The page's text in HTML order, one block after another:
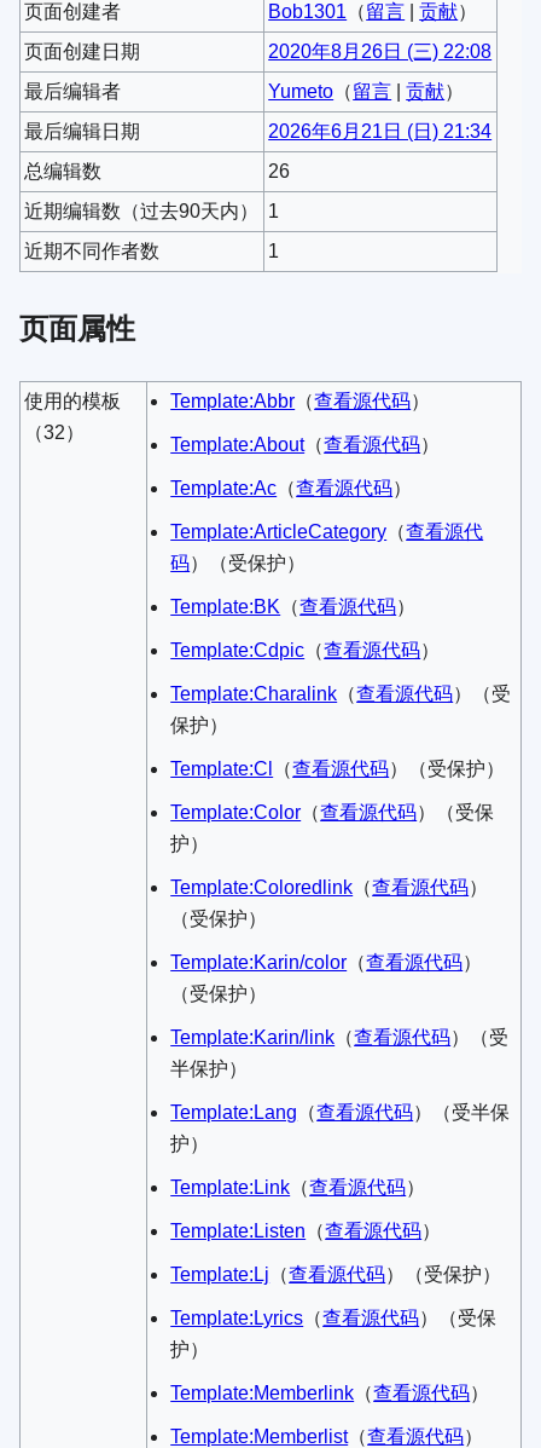
页面创建者 Bob1301 （留言 |贡献）
页面创建日期
2020年8月26日 (三) 22:08
最后编辑者
Yumeto （留言 |贡献）
最后编辑日期
2026年6月21日 (日) 21:34
总编辑数
26
近期编辑数（过去90天内）
1
近期不同作者数
1
页面属性
使用的模板
（32）
Template:Abbr ​（查看源代码）​
Template:About​（查看源代码）​
Template:Ac ​（查看源代码）​
Template:ArticleCategory ​（查看源代
码）​（受保护）
Template:BK ​（查看源代码）​
Template:Cdpic ​（查看源代码）​
Template:Charalink ​（查看源代码）​（受
保护）
Template:Cl ​（查看源代码）​（受保护）
Template:Color ​（查看源代码）​（受保
护）
Template:Coloredlink ​（查看源代码）​
（受保护）
Template:Karin/color ​（查看源代码）​
（受保护）
Template:Karin/link ​（查看源代码）​（受
半保护）
Template:Lang ​（查看源代码）​（受半保
护）
Template:Link ​（查看源代码）​
Template:Listen ​（查看源代码）​
Template:Lj ​（查看源代码）​（受保护）
Template:Lyrics ​（查看源代码）​（受保
护）
Template:Memberlink ​（查看源代码）​
Template:Memberlist​（查看源代码）​